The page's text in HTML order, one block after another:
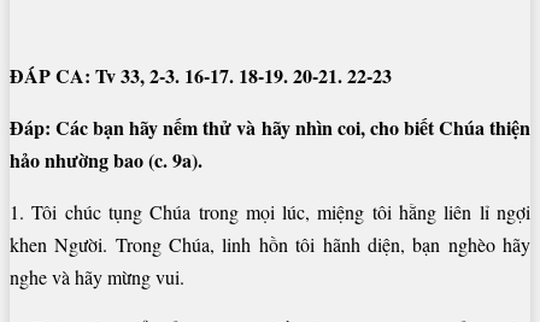
ÐÁP CA: Tv 33, 2-3. 16-17. 18-19. 20-21. 22-23
Ðáp: Các bạn hãy nếm thử và hãy nhìn coi, cho biết Chúa thiện
hảo nhường bao (c. 9a).
1. Tôi chúc tụng Chúa trong mọi lúc, miệng tôi hằng liên lỉ ngợi
khen Người. Trong Chúa, linh hồn tôi hãnh diện, bạn nghèo hãy
nghe và hãy mừng vui.